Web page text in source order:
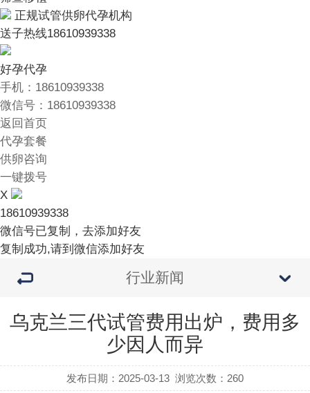
正规试管供卵代孕机构
送子热线18610939338
好孕代孕
手机：18610939338
微信号：18610939338
返回首页
代孕套餐
供卵咨询
一键拨号
X
18610939338
微信号已复制，去添加好友
复制成功,请到微信添加好友
行业新闻
乌克兰三代试管费用出炉，费用多
少因人而异
发布日期：2025-03-13 浏览次数： 260